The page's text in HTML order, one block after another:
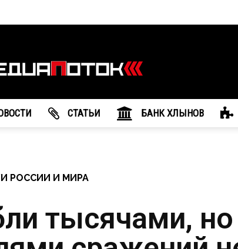
агентство
"МедиаПоток"
CТАТЬИ БАНК ХЛЫНОВ
РОССИИ И МИРА
тысячами,